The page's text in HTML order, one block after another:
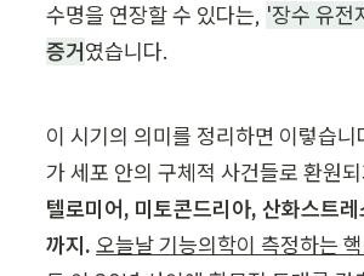
수명을 연장할 수 있다는, '장수 유전
증거였습니다.
이 시기의 의미를 정리하면 이렇습니
텔로미어, 미토콘드리아, 산화스트
까지. 오늘날 기능의학이 측정하는